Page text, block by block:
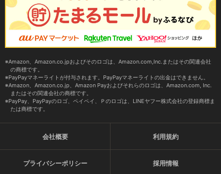
Amazon、Amazon.co.jpおよびそのロゴは、Amazon.com,Inc.またはその関連会社
の商標です。
PayPayマネーライトが付与されます。PayPayマネーライトの出金はできません。
Amazon、Amazon.co.jp、Amazon Payおよびそれらのロゴは、Amazon.com, Inc.
またはその関連会社の商標です。
PayPay、PayPayのロゴ、ペイペイ、Ｐのロゴは、LINEヤフー株式会社の登録商標ま
たは商標です。
会社概要 利用規約
プライバシーポリシー 採用情報